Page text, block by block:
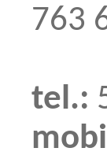
763
tel.: